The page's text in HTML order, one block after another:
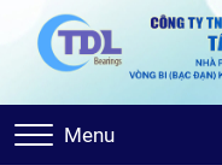
Toggle
navigation
Menu